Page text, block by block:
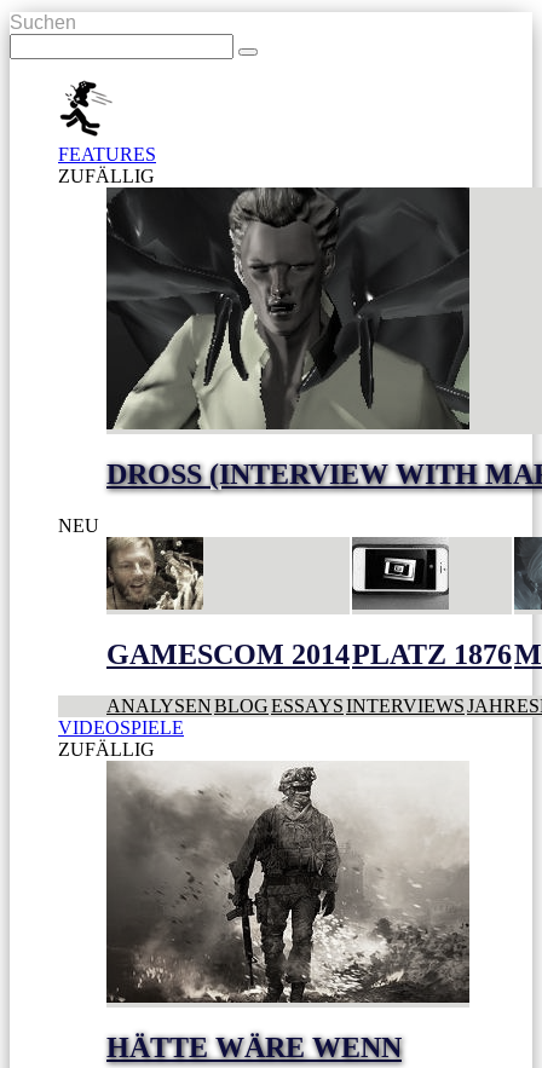
Suchen
FEATURES
ZUFÄLLIG
DROSS (INTERVIEW WITH
NEU
GAMESCOM 2014PLATZ 1876
ANALYSENBLOGESSAYSINTERVIEWS
VIDEOSPIELE
ZUFÄLLIG
HÄTTE WÄRE WENN